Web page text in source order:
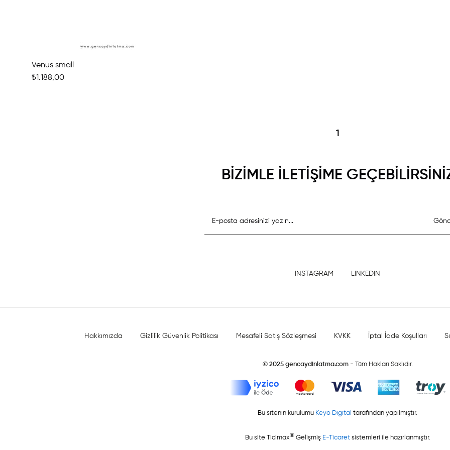
Venus small
₺1.188,00
1
BİZİMLE İLETİŞİME
INSTAGRAM LINKEDIN
Hakkımızda Gizlilik Güvenlik Politikası Mesafeli Satış Sözleşmesi KVKK İptal İade Koşulları
© 2025 gencaydinlatma.com- Tüm Hakları Saklıdır.
Bu sitenin kurulumu Keyo Digital tarafından yapılmıştır.
Bu site Ticimax®Gelişmiş E-Ticaret sistemleri ile hazırlanmıştır.